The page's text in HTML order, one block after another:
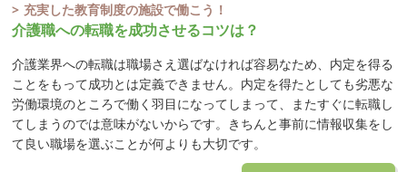
充実した教育制度の施設で働こう！
介護職への転職を成功させるコツは？
介護業界への転職は職場さえ選ばなければ容易なため、内定を得る
ことをもって成功とは定義できません。内定を得たとしても劣悪な
労働環境のところで働く羽目になってしまって、またすぐに転職し
てしまうのでは意味がないからです。きちんと事前に情報収集をし
て良い職場を選ぶことが何よりも大切です。